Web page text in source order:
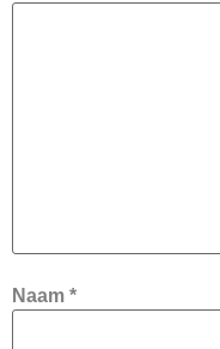
Naam *